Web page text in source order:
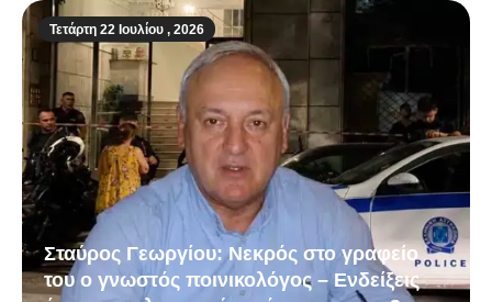
Τετάρτη 22 Ιουλίου , 2026
Σταύρος Γεωργίου: Νεκρός στο γραφείο
του ο γνωστός ποινικολόγος – Ενδείξεις